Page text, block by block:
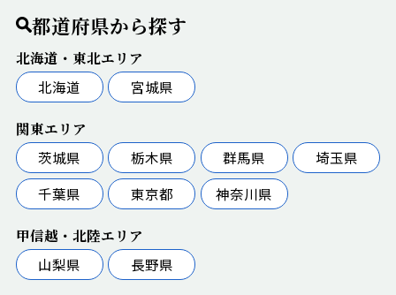
都道府県から探す
北海道・東北エリア
北海道
宮城県
関東エリア
茨城県
栃木県 群馬県
埼玉県
千葉県
東京都 神奈川県
甲信越・北陸エリア
山梨県
長野県